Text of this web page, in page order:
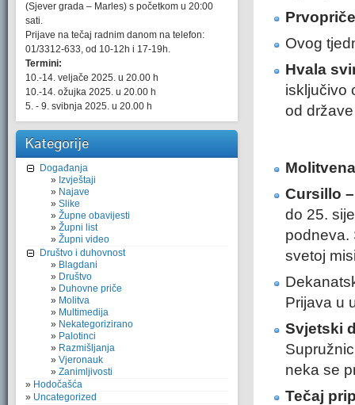
(Sjever grada – Marles) s početkom u 20:00
sati.
Prijave na tečaj radnim danom na telefon:
01/3312-633, od 10-12h i 17-19h.
Termini:
10.-14. veljače 2025. u 20.00 h
10.-14. ožujka 2025. u 20.00 h
5. - 9. svibnja 2025. u 20.00 h
Kategorije
Događanja
Izvještaji
Najave
Slike
Župne obavijesti
Župni list
Župni video
Društvo i duhovnost
Blagdani
Društvo
Duhovne priče
Molitva
Multimedija
Nekategorizirano
Palotinci
Razmišljanja
Vjeronauk
Zanimljivosti
Hodočašća
Uncategorized
Ovog
Hvala
isključivo
od
Cursillo
do 25.
podneva.
svetoj
Prijava u
Svjetski
neka se
Tečaj